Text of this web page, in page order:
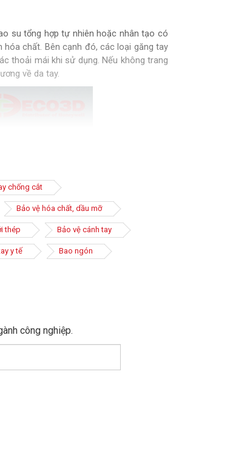
su tổng hợp tự nhiên hoặc nhân tạo có
hóa chất. Bên cạnh đó, các loại găng tay
thoải mái khi sử dụng. Nếu không trang
về da tay.
kế để mang lại độ khéo léo khi làm
bị các thiết bị bảo hộ cá nhân phù hợp
chống cắt
Bảo vệ hóa chất, dầu mỡ
thép Bảo vệ cánh tay
y tế Bao ngón
công nghiệp.